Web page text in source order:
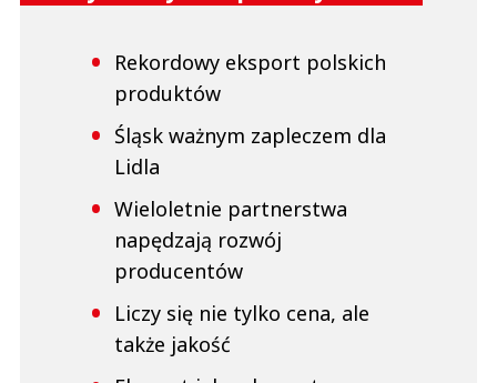
Rekordowy eksport polskich
produktów
Śląsk ważnym zapleczem dla
Lidla
Wieloletnie partnerstwa
napędzają rozwój
producentów
Liczy się nie tylko cena, ale
także jakość